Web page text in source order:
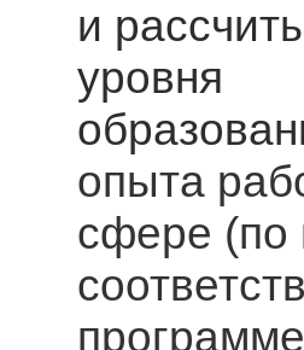
и
уровня
опыта
сфере (по